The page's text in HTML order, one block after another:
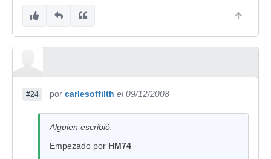
#24 por carlesoffilth el 09/12/2008
Alguien escribió:
Empezado por HM74